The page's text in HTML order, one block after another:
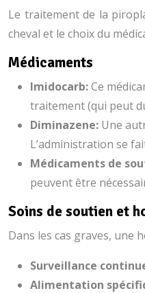
Le traitement de la
cheval et le choix du
Médicaments
Imidocarb:Ce
traitement (qui peut
Diminazene: Une
L’administration se
Médicaments de
peuvent être
Soins de soutien et
Dans les cas graves, une
Surveillance
Alimentation